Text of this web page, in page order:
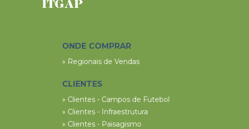
ONDE COMPRAR
» Regionais de Vendas
CLIENTES
» Clientes - Campos de Futebol
» Clientes - Infraestrutura
» Clientes - Paisagismo